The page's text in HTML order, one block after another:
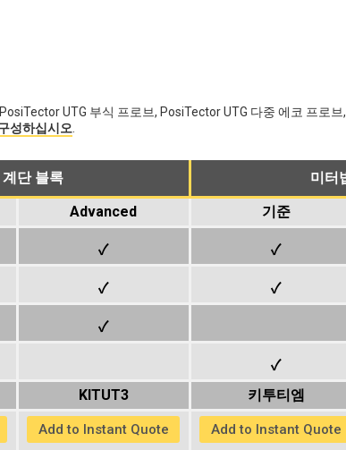
UTG 부식 프로브, PosiTector UTG 다중 에코 프로
성하십시오
단 블록
미터
Advanced 기준
✓ ✓
✓ ✓
✓
✓
KITUT3 키투티엠
Add to Instant Quote Add to Instant Quote